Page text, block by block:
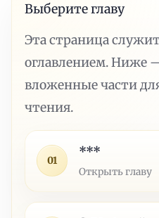
Выберите главу
Эта страница
оглавлением. Ниже
вложенные части
чтения.
01
***
Открыть главу